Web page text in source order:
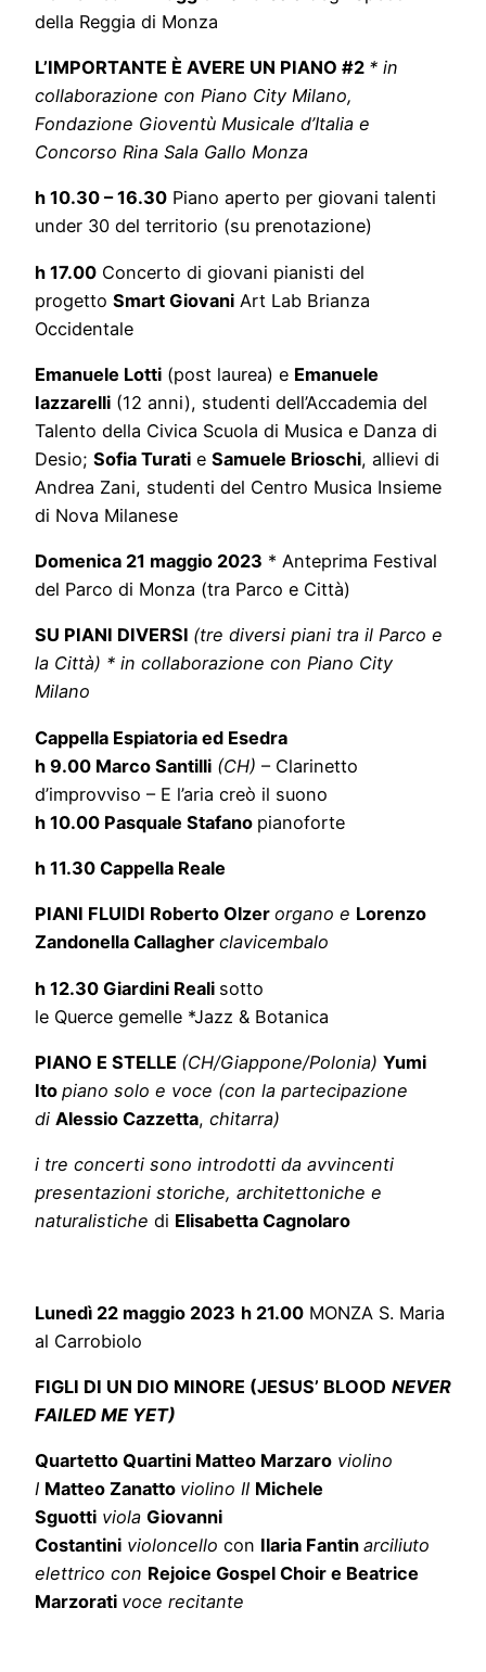
della Reggia di Monza
L’IMPORTANTE È AVERE UN PIANO #2 * in
collaborazione con Piano City Milano,
Fondazione Gioventù Musicale d’Italia e
Concorso Rina Sala Gallo Monza
h 10.30 – 16.30 Piano aperto per giovani talenti
under 30 del territorio (su prenotazione)
h 17.00 Concerto di giovani pianisti del
progetto Smart Giovani Art Lab Brianza
Occidentale
Emanuele Lotti (post laurea) e Emanuele
Iazzarelli (12 anni), studenti dell’Accademia del
Talento della Civica Scuola di Musica e Danza di
Desio; Sofia Turati e Samuele Brioschi, allievi di
Andrea Zani, studenti del Centro Musica Insieme
di Nova Milanese
Domenica 21 maggio 2023 * Anteprima Festival
del Parco di Monza (tra Parco e Città)
SU PIANI DIVERSI (tre diversi piani tra il Parco e
la Città) * in collaborazione con Piano City
Milano
Cappella Espiatoria ed Esedra
h 9.00 Marco Santilli (CH) – Clarinetto
d’improvviso – E l’aria creò il suono
h 10.00 Pasquale Stafano pianoforte
h 11.30 Cappella Reale
PIANI FLUIDI Roberto Olzer organo e Lorenzo
Zandonella Callagher clavicembalo
h 12.30 Giardini Reali sotto
le Querce gemelle *Jazz & Botanica
PIANO E STELLE (CH/Giappone/Polonia) Yumi
Ito piano solo e voce (con la partecipazione
di Alessio Cazzetta, chitarra)
i tre concerti sono introdotti da avvincenti
presentazioni storiche, architettoniche e
naturalistiche di Elisabetta Cagnolaro
Lunedì 22 maggio 2023 h 21.00 MONZA S. Maria
al Carrobiolo
FIGLI DI UN DIO MINORE (JESUS’ BLOOD NEVER
FAILED ME YET)
Quartetto Quartini Matteo Marzaro violino
I Matteo Zanatto violino II Michele
Sguotti viola Giovanni
Costantini violoncello con Ilaria Fantin arciliuto
elettrico con Rejoice Gospel Choir e Beatrice
Marzorati voce recitante